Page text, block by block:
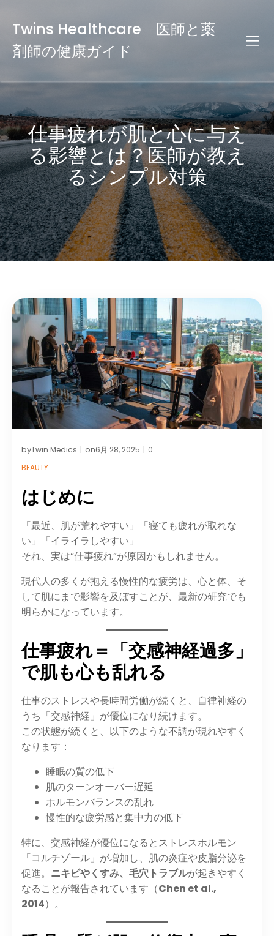
Twins Healthcare 医師と薬
剤師の健康ガイド
仕事疲れが肌と心に与え
る影響とは？医師が教え
るシンプル対策
byTwin Medics | on6月 28, 2025 | 0
BEAUTY
はじめに
「最近、肌が荒れやすい」「寝ても疲れが取れな
い」「イライラしやすい」
それ、実は“仕事疲れ”が原因かもしれません。
現代人の多くが抱える慢性的な疲労は、心と体、そ
して肌にまで影響を及ぼすことが、最新の研究でも
明らかになっています。
仕事疲れ＝「交感神経過多」
で肌も心も乱れる
仕事のストレスや長時間労働が続くと、自律神経の
うち「交感神経」が優位になり続けます。
この状態が続くと、以下のような不調が現れやすく
なります：
睡眠の質の低下
肌のターンオーバー遅延
ホルモンバランスの乱れ
慢性的な疲労感と集中力の低下
特に、交感神経が優位になるとストレスホルモン
「コルチゾール」が増加し、肌の炎症や皮脂分泌を
促進。 ニキビやくすみ、毛穴トラブルが起きやすく
なることが報告されています（Chen et al.,
2014）。